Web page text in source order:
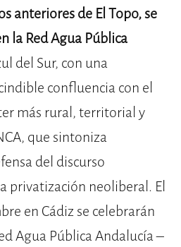
anteriores de El Topo, se
la Red Agua Pública
del Sur, con una
confluencia con el
más rural, territorial y
que sintoniza
del discurso
privatización neoliberal. El
en Cádiz se celebrarán
Agua Pública Andalucía –